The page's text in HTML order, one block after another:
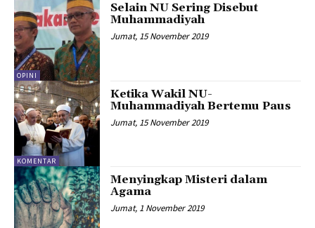
OPINI
Selain NU Sering Disebut
Muhammadiyah
Jumat, 15 November 2019
KOMENTAR
Ketika Wakil NU-
Muhammadiyah Bertemu Paus
Jumat, 15 November 2019
Menyingkap Misteri dalam
Agama
Jumat, 1 November 2019